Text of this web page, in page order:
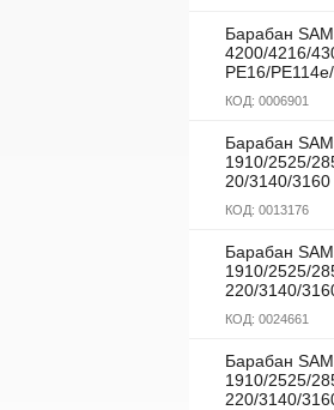
Барабан
4200/4216/
РЕ16/
КОД: 0006901
Барабан
1910/2525/
20/3140/3160
КОД: 0013176
Барабан
1910/2525/
220/3140/
КОД: 0024661
Барабан
1910/2525/
220/3140/